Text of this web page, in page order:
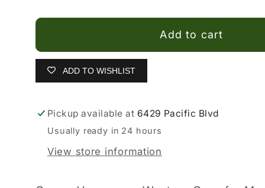
-
Caps
for
Men
-
Caps
for
Men
Add to cart
ADD TO WISHLIST
Pickup available at 6429 Pacific Blvd
Usually ready in 24 hours
View store information